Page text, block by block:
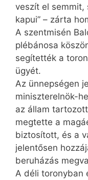
veszít el semmit,
kapui” – zárta
A szentmisén
plébánosa
segítették a
ügyét.
Az ünnepségen
miniszterelnök-
az állam
megtette a
biztosított, és a
jelentősen
beruházás
A déli toronyban